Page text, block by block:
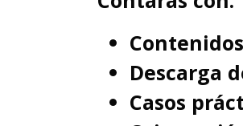
Descarga
Casos